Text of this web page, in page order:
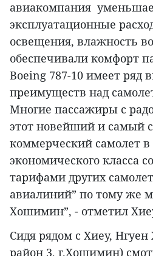
авиакомпания
эксплуатационные
освещения, влажность
обеспечивали комфорт
Boeing 787-10 имеет ряд
преимуществ над
Многие пассажиры с
этот новейший и самый
коммерческий самолет
экономического класса
тарифами других
авиалиний” по тому же
Хошимин”, - отметил
Сидя рядом с Хиеу,
район 3, г.Хошимин)